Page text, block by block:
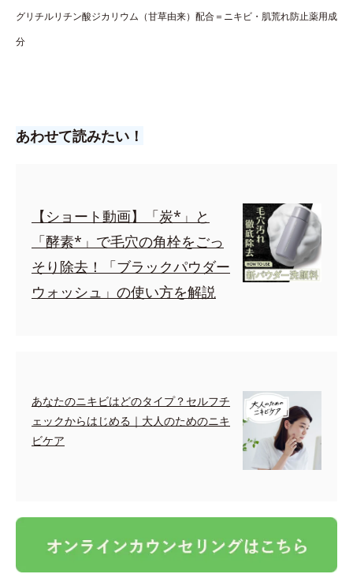
グリチルリチン酸ジカリウム（甘草由来）配合＝ニキビ・肌荒れ防止薬用成
分
あわせて読みたい！
【ショート動画】「炭*」と
「酵素*」で毛穴の角栓をごっ
そり除去！「ブラックパウダー
ウォッシュ」の使い方を解説
あなたのニキビはどのタイプ？セルフチ
ェックからはじめる｜大人のためのニキ
ビケア